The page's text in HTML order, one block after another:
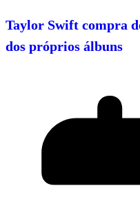
Taylor Swift compra
dos próprios álbuns